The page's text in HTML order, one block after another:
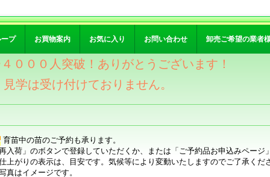
プ お買物案内 お気に入り お問い合わせ 卸売ご希望の業者
０００人突破！ありがとうございます！
学は受け付けておりません。
育苗中の苗のご予約も承ります。
再入荷」のボタンで登録していただくか、または「ご予約品お申込みページ
上がりの表示は、目安です。気候等により変動いたしますのでご了承くだ
真はイメージです。